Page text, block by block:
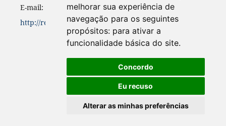
melhorar sua experiência de
navegação para os seguintes
propósitos: para ativar a
funcionalidade básica do site.
Concordo
Eu recuso
Alterar as minhas preferências
E-mail: rinc.ufpr@gmail.com
http://revistas.ufpr.br/rinc